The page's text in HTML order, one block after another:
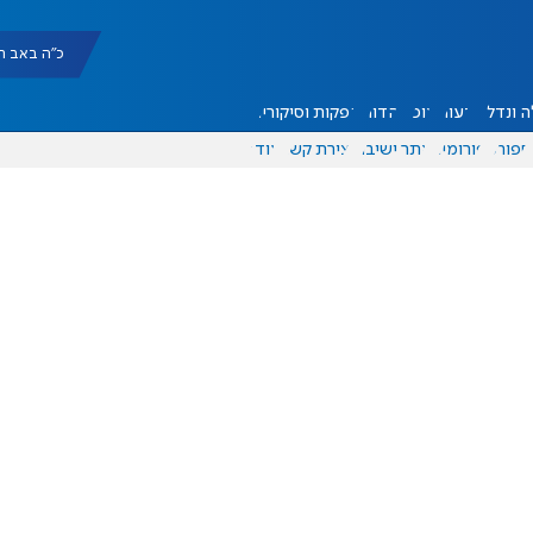
כ"ה באב תשפ"ו
ונדל"ן דעות אוכל יהדות הפקות וסיקורים
ספורט פורומים אתר ישיבה יצירת קשר עוד